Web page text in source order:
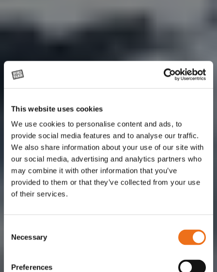
This website uses cookies
We use cookies to personalise content and ads, to
provide social media features and to analyse our traffic.
We also share information about your use of our site with
our social media, advertising and analytics partners who
may combine it with other information that you’ve
provided to them or that they’ve collected from your use
of their services.
Selection
Necessary
Preferences